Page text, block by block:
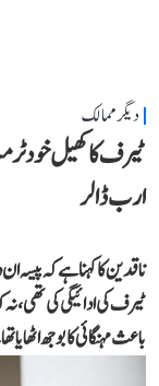
دیگر ممالک
ارب ڈالر
ناقدین کا کہنا ہے کہ پیسہ
ٹیرف کی ادائیگی کی تھی،
باعث مہنگائی کا بوجھ اٹھایا